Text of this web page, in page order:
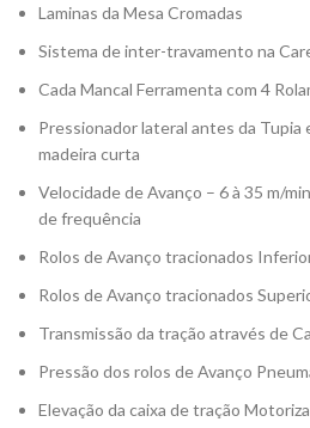
Laminas da Mesa Cromadas
Sistema de inter-travamento na
Cada Mancal Ferramenta com 4
Pressionador lateral antes da Tupia
madeira curta
Velocidade de Avanço – 6 à 35 m/
de frequência
Rolos de Avanço tracionados
Rolos de Avanço tracionados
Transmissão da tração através de
Pressão dos rolos de Avanço
Elevação da caixa de tração